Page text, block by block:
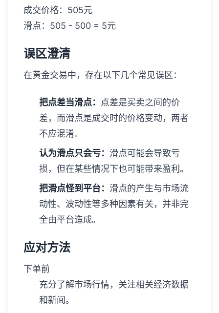
成交价格：505元
滑点：505 - 500 = 5元
误区澄清
在黄金交易中，存在以下几个常见误区：
把点差当滑点： 点差是买卖之间的价
差，而滑点是成交时的价格变动，两者
不应混淆。
认为滑点只会亏： 滑点可能会导致亏
损，但在某些情况下也可能带来盈利。
把滑点怪到平台： 滑点的产生与市场流
动性、波动性等多种因素有关，并非完
全由平台造成。
应对方法
下单前
充分了解市场行情，关注相关经济数据
和新闻。